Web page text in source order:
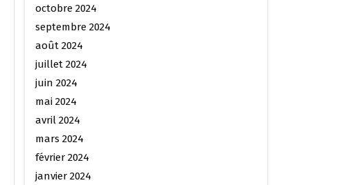
octobre 2024
septembre 2024
août 2024
juillet 2024
juin 2024
mai 2024
avril 2024
mars 2024
février 2024
janvier 2024